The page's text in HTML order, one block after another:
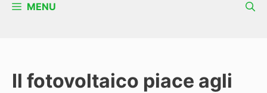
MENU
Il fotovoltaico piace agli